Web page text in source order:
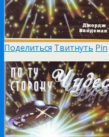
Поделиться Твитнуть Pin